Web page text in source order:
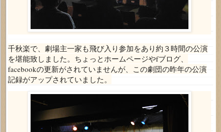
千秋楽で、劇場主一家も飛び入り参加をあり約３時間の公演
を堪能致しました。ちょっとホームページやfブログ、
facebookの更新がされていませんが、この劇団の昨年の公演
記録がアップされていました。